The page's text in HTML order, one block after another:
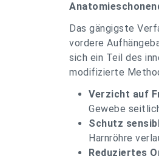
Das gängigste
vordere
sich ein Teil des
modifizierte
Verzicht auf
Gewebe
Schutz
Harnröhre
Reduziertes